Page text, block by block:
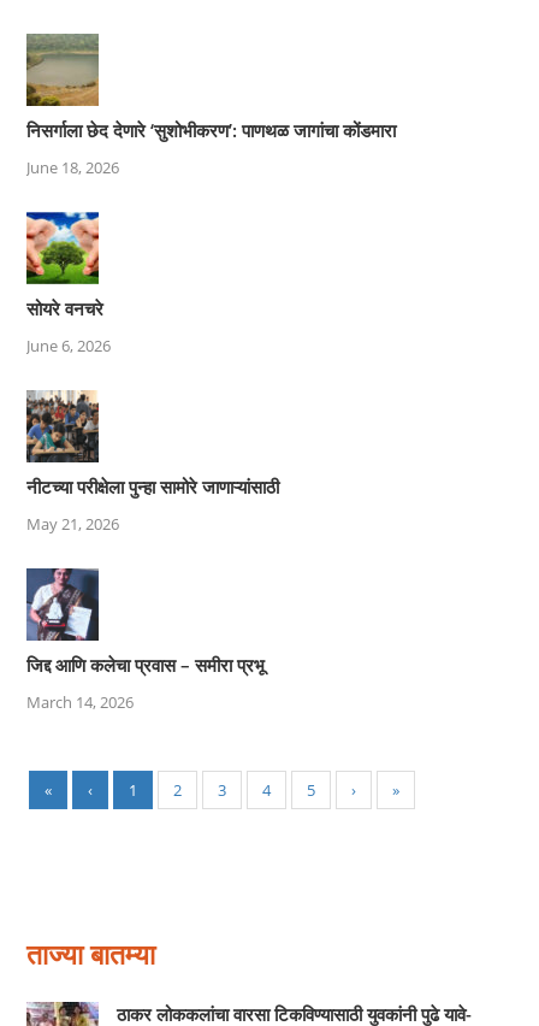
निसर्गाला छेद देणारे ‘सुशोभीकरण’: पाणथळ जागांचा कोंडमारा
June 18, 2026
सोयरे वनचरे
June 6, 2026
नीटच्या परीक्षेला पुन्हा सामोरे जाणाऱ्यांसाठी
May 21, 2026
जिद्द आणि कलेचा प्रवास – समीरा प्रभू
March 14, 2026
« ‹ 1 2 3 4 5 › »
ताज्या बातम्या
ठाकर लोककलांचा वारसा टिकविण्यासाठी युवकांनी पुढे यावे-